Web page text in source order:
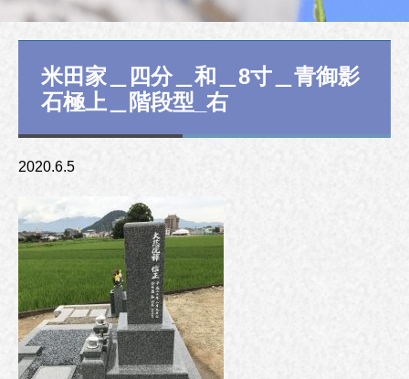
米田家＿四分＿和＿8寸＿青御影
石極上＿階段型_右
2020.6.5